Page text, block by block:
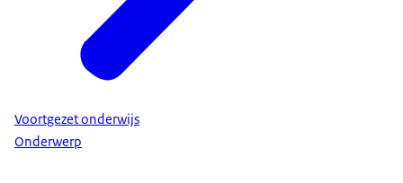
Voortgezet onderwijs
Onderwerp